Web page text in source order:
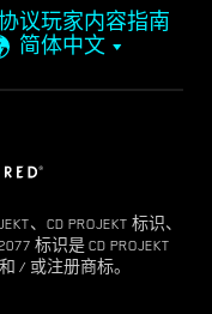
议玩家内容指南
简体中文
、CD PROJEKT 标识、
标识是 CD PROJEKT
/ 或注册商标。